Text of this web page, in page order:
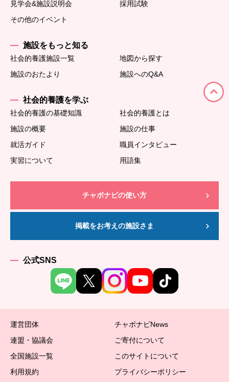
見学会&施設説明会
採用試験
その他のイベント
施設をもっと知る
社会的養護施設一覧
地図から探す
施設のおたより
施設へのQ&A
社会的養護を学ぶ
社会的養護の基礎知識
社会的養護とは
施設の概要
施設の仕事
就活ガイド
職員インタビュー
実習について
用語集
チャボナビの使い方
掲載をお考えの施設さま
公式SNS
運営団体
チャボナビNews
連盟・協議会
ご寄付について
全国施設一覧
このサイトについて
利用規約
プライバシーポリシー